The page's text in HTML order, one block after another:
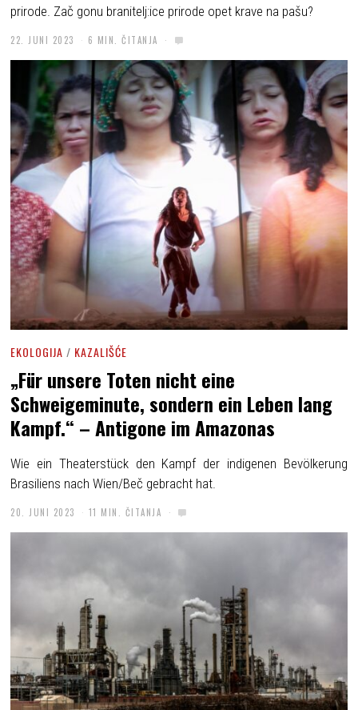
prirode. Zač gonu branitelj:ice prirode opet krave na pašu?
22. JUNI 2023 6 MIN. ČITANJA
EKOLOGIJA / KAZALIŠĆE
„Für unsere Toten nicht eine
Schweigeminute, sondern ein Leben lang
Kampf.“ – Antigone im Amazonas
Wie ein Theaterstück den Kampf der indigenen Bevölkerung
Brasiliens nach Wien/Beč gebracht hat.
20. JUNI 2023 11 MIN. ČITANJA